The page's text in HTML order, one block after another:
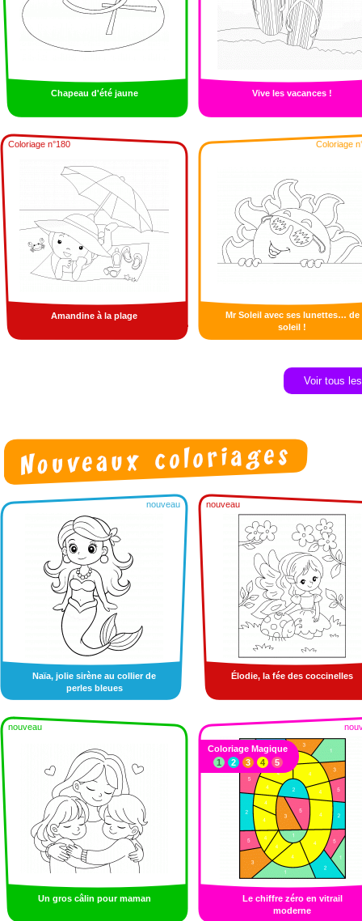
Chapeau d'été jaune Vive les vacances !
Coloriage n°180
Amandine à la plage
Coloriage
Mr Soleil avec ses lunettes… de
soleil !
Voir tous
nouveau
Naïa, jolie sirène au collier de
perles bleues
nouveau
Élodie, la fée des coccinelles
nouveau
Un gros câlin pour maman
Le chiffre zéro en vitrail
moderne
Coloriage Magique
1
2 3 4 5